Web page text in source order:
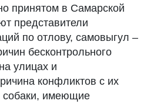
принятом в Самарской
представители
по отлову, самовыгул –
бесконтрольного
улицах и
конфликтов с их
собаки, имеющие